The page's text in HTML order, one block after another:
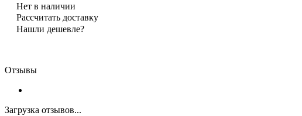
Нет в наличии
Рассчитать доставку
Нашли дешевле?
Отзывы
Загрузка отзывов...